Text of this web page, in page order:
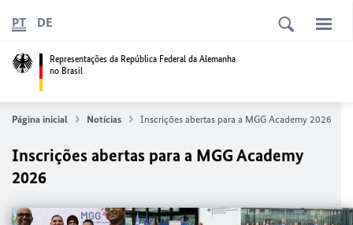
Representações da República Federal da Alemanha
no Brasil
PT DE
Página inicial Notícias Inscrições abertas para a MGG Academy 2026
Inscrições abertas para a MGG Academy
2026